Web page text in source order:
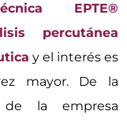
EPTE®
percutánea
y el interés es
mayor. De la
de la empresa